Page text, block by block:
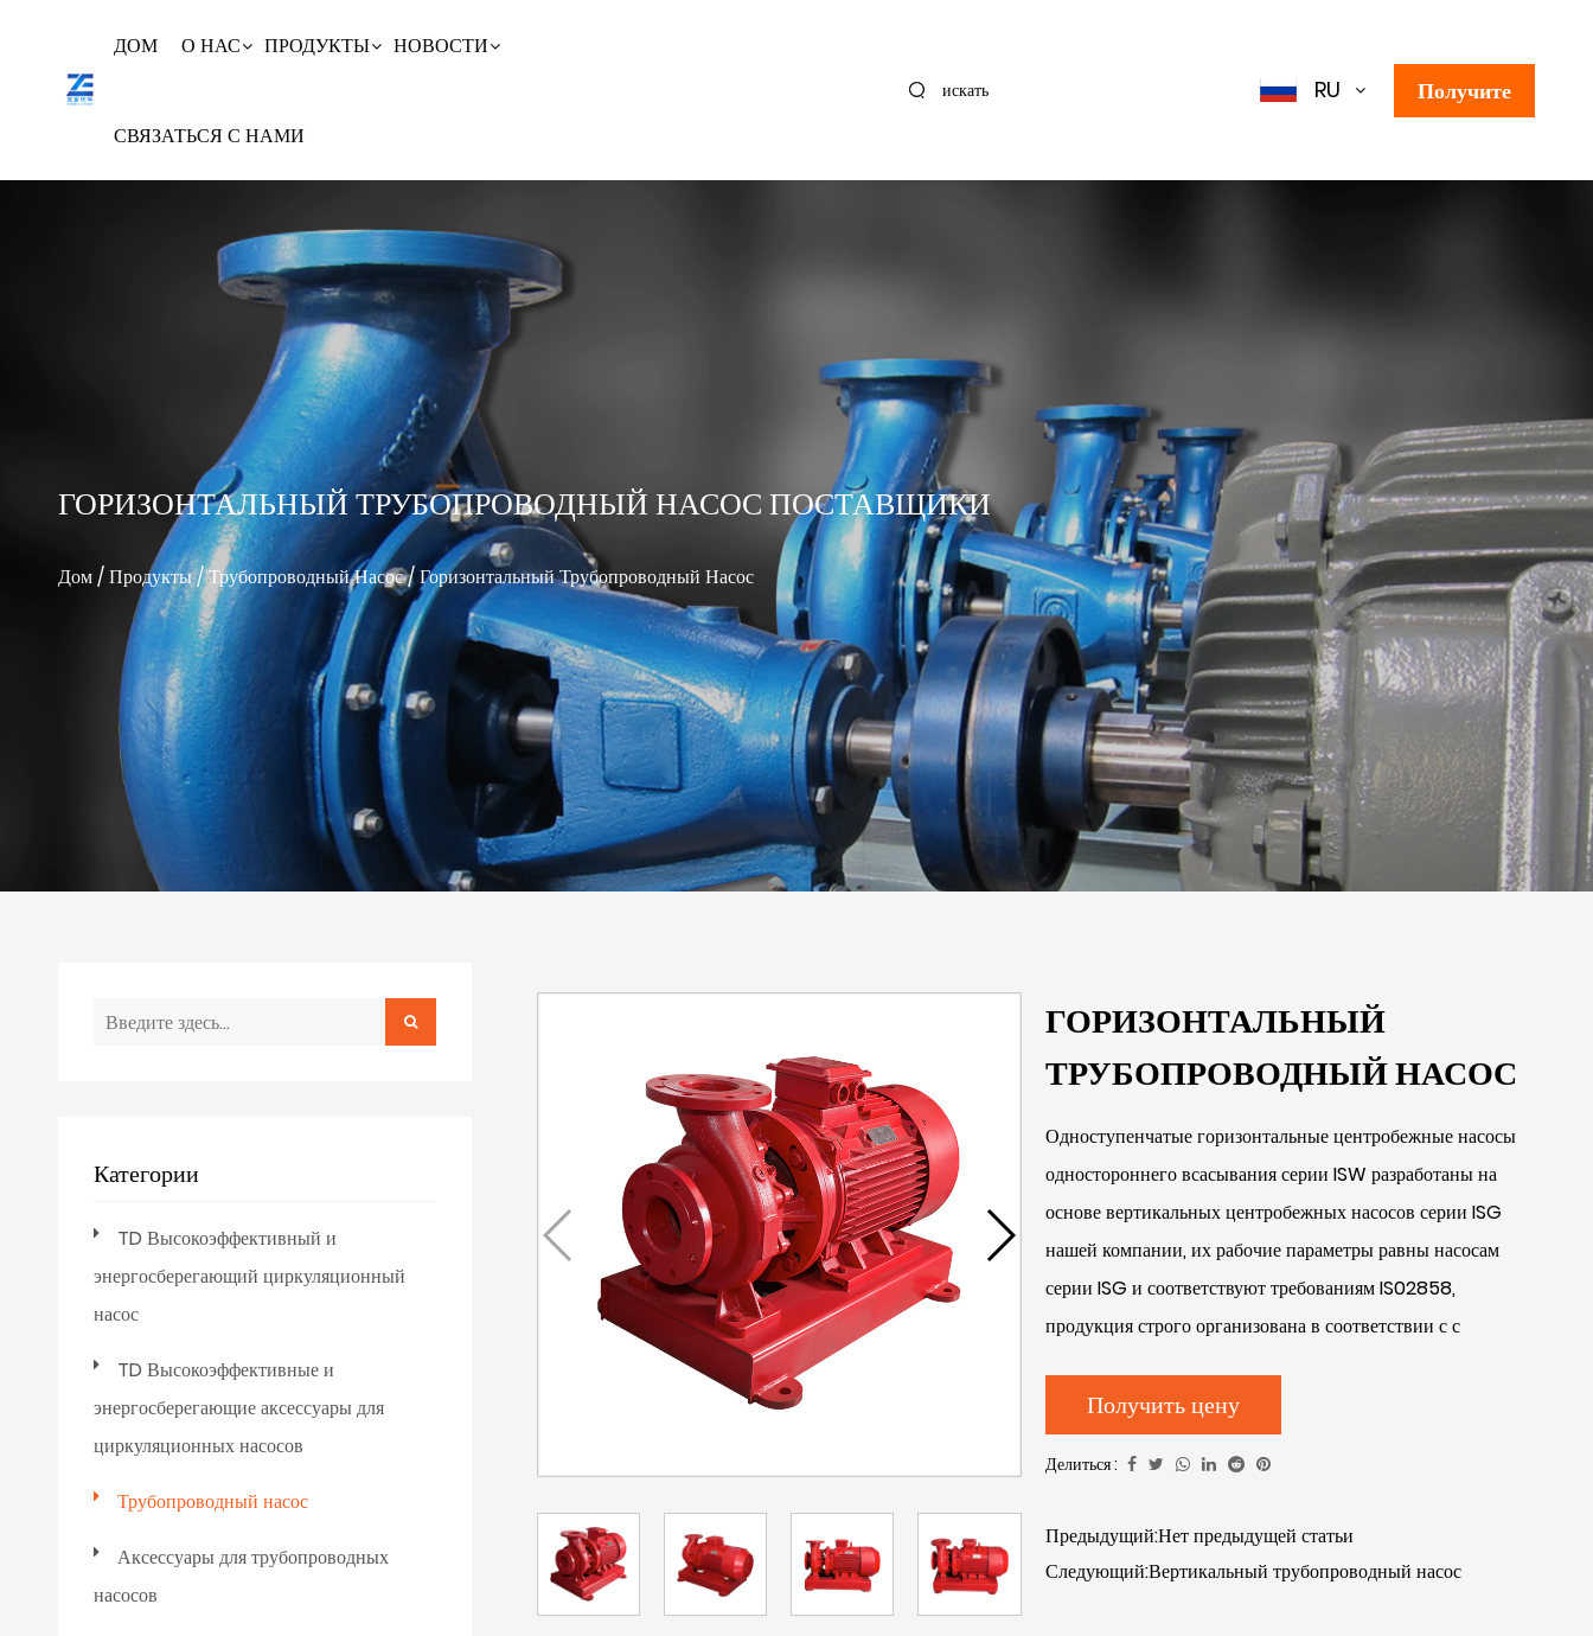
ДОМ О НАС ПРОДУКТЫ НОВОСТИ
СВЯЗАТЬСЯ С НАМИ
искать RU
Получите
ГОРИЗОНТАЛЬНЫЙ ТРУБОПРОВОДНЫЙ НАСОС ПОСТАВЩИКИ
Дом/Продукты/Трубопроводный Насос/Горизонтальный Трубопроводный Насос
Категории
TD Высокоэффективный и
энергосберегающий циркуляционный
насос
TD Высокоэффективные и
энергосберегающие аксессуары для
циркуляционных насосов
Трубопроводный насос
Аксессуары для трубопроводных
насосов
ГОРИЗОНТАЛЬНЫЙ
ТРУБОПРОВОДНЫЙ НАСОС
Одноступенчатые горизонтальные центробежные насосы
одностороннего всасывания серии ISW разработаны на
основе вертикальных центробежных насосов серии ISG
нашей компании, их рабочие параметры равны насосам
серии ISG и соответствуют требованиям IS02858,
продукция строго организована в соответствии с с
продукции является стабильным, надежная работа, это
новые горизонтальные центробежные насосы вместо
горизонтальных насосов IS, насосов типа DI и других
Диапазон расхода этой серии продуктов составляет 1,5–
Получить цену
Делиться :
Предыдущий:Нет предыдущей статьи
Следующий:Вертикальный трубопроводный насос